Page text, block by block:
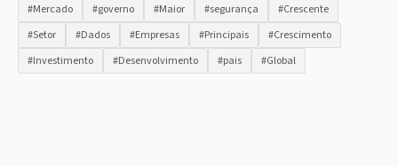
#Mercado
#governo #Maior #segurança
#Crescente
#Setor
#Dados #Empresas #Principais
#Crescimento
#Investimento
#Desenvolvimento #pais #Global